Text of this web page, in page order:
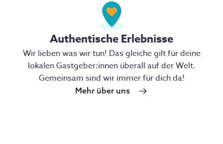
Authentische Erlebnisse
Wir lieben was wir tun! Das gleiche gilt für deine
lokalen Gastgeber:innen überall auf der Welt.
Gemeinsam sind wir immer für dich da!
Mehr über uns